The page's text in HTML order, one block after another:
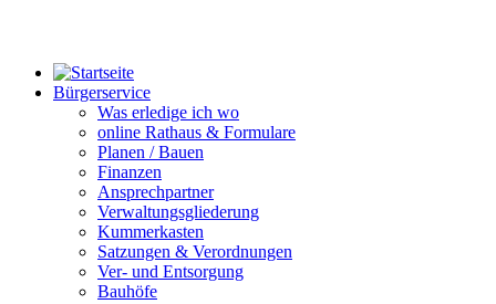
Bürgerservice
Was erledige ich wo
online Rathaus & Formulare
Planen / Bauen
Finanzen
Ansprechpartner
Verwaltungsgliederung
Kummerkasten
Satzungen & Verordnungen
Ver- und Entsorgung
Bauhöfe